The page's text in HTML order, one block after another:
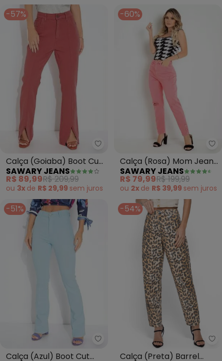
-57%
Sawary Jeans - Calça
Calça (Goiaba) Boot Cut
Sawary
SAWARY JEANS
R$ 89,99R$ 209,99
ou 3x de R$ 29,99 sem juros
-60%
Calça (Rosa) Mom Jeans
com Rasgos Sawary
SAWARY JEANS
R$ 79,99R$ 199,99
ou 2x de R$ 39,99 sem juros
-51%
Sawary Jeans - Calça (Azul)
Calça (Azul) Boot Cut
-54%
Calça (Preta) Barrel